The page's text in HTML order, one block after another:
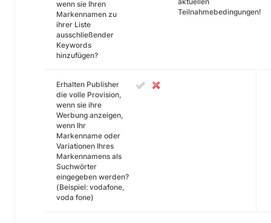
wenn sie Ihren
Markennamen zu
ihrer Liste
ausschließender
Keywords
hinzufügen?
Teilnahmebedingungen!
Erhalten Publisher
die volle Provision,
wenn sie ihre
Werbung anzeigen,
wenn Ihr
Markenname oder
Variationen Ihres
Markennamens als
Suchwörter
eingegeben werden?
(Beispiel: vodafone,
voda fone)